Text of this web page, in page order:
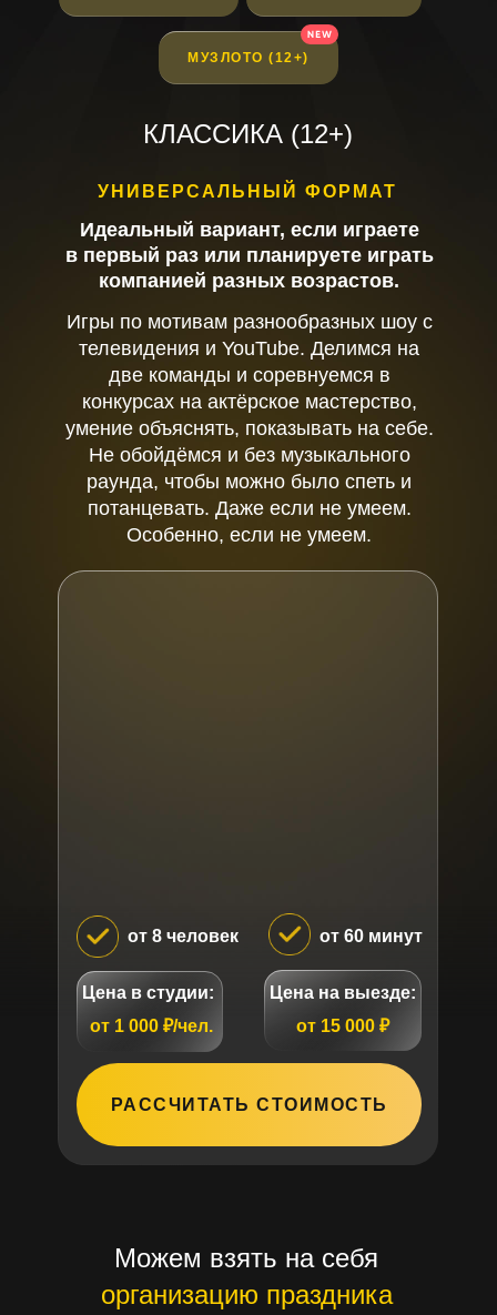
РАССЧИТАТЬ СТОИМОСТЬ
КЛАССИКА (12+)
УНИВЕРСАЛЬНЫЙ ФОРМАТ
Игры по мотивам разнообразных шоу с
телевидения и YouTube. Делимся на
две команды и соревнуемся в
конкурсах на актёрское мастерство,
умение объяснять, показывать на себе.
Не обойдёмся и без музыкального
раунда, чтобы можно было спеть и
потанцевать. Даже если не умеем.
Особенно, если не умеем.
Идеальный вариант, если играете
в первый раз или планируете играть
компанией разных возрастов.
Цена в студии:
Цена на выезде:
от 1 000 ₽/чел.
от 15 000 ₽
от 8 человек от 60 минут
МУЗЛОТО (12+)
Можем взять на себя
организацию праздника